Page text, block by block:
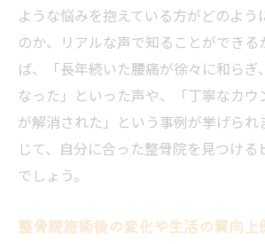
ような悩みを抱えている方がどのよう
のか、リアルな声で知ることができる
ば、「長年続いた腰痛が徐々に和らぎ
なった」といった声や、「丁寧なカウ
が解消された」という事例が挙げられ
じて、自分に合った整骨院を見つける
でしょう。
整骨院施術後の変化や生活の質向上